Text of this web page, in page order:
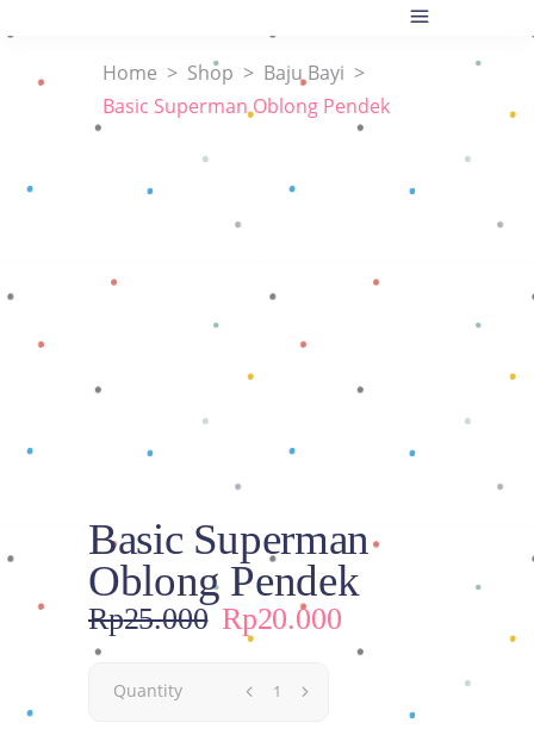
Home > Shop > Baju Bayi >
Basic Superman Oblong Pendek
Basic Superman
Oblong Pendek
Rp25.000 Harga
aslinya
adalah:
Rp20.000Harga
saat
adalah:
Quantity